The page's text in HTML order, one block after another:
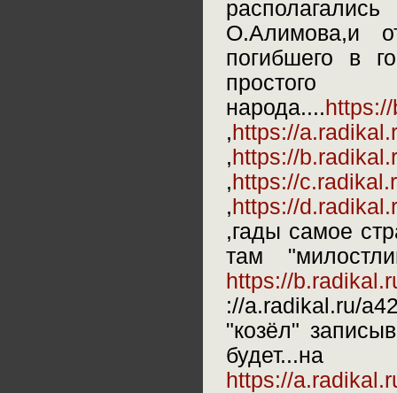
О.Алимова,и
погибшего в
простого
народа....
, https://
, https://
, https://
, https://
,гады самое
там
https://
://a.radikal.ru/
"козёл"
https://